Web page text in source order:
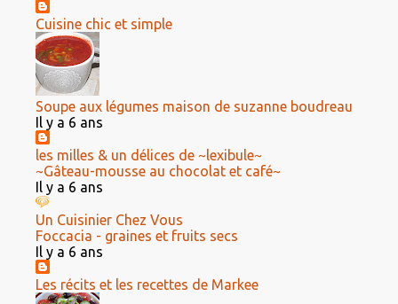
Cuisine chic et simple
Soupe aux légumes maison de suzanne boudreau
Il y a 6 ans
les milles & un délices de ~lexibule~
~Gâteau-mousse au chocolat et café~
Il y a 6 ans
Un Cuisinier Chez Vous
Foccacia - graines et fruits secs
Il y a 6 ans
Les récits et les recettes de Markee